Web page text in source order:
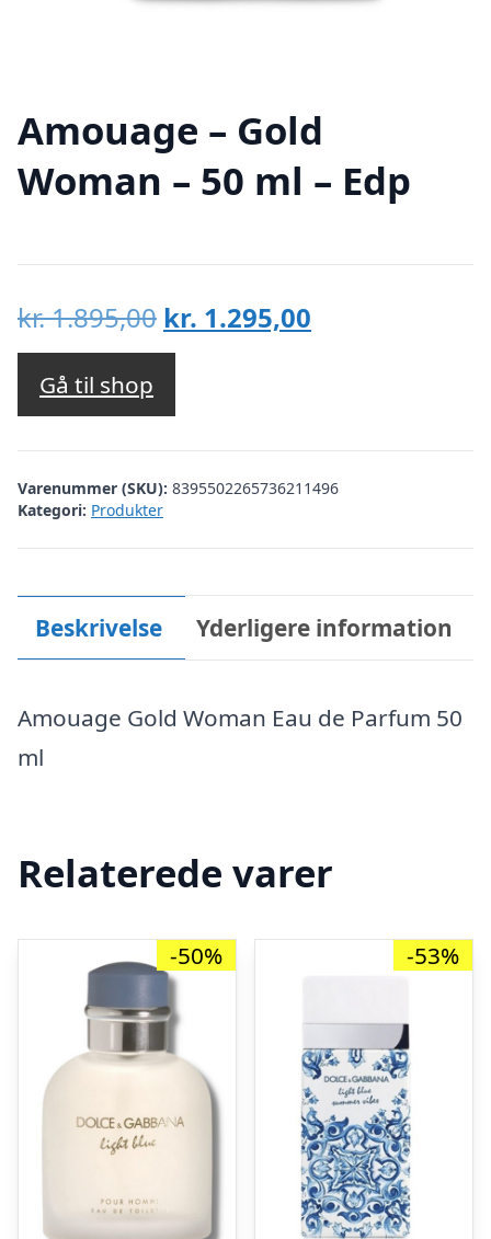
Amouage – Gold
Woman – 50 ml – Edp
kr.1.895,00 Den
oprindelige
var:
kr. 1.895,00.
kr. 1.295,00
kr. 1.295,00.
Gå til shop
Varenummer (SKU): 8395502265736211496
Kategori: Produkter
Beskrivelse Yderligere information
Amouage Gold Woman Eau de Parfum 50
ml
Relaterede varer
-50% -53%